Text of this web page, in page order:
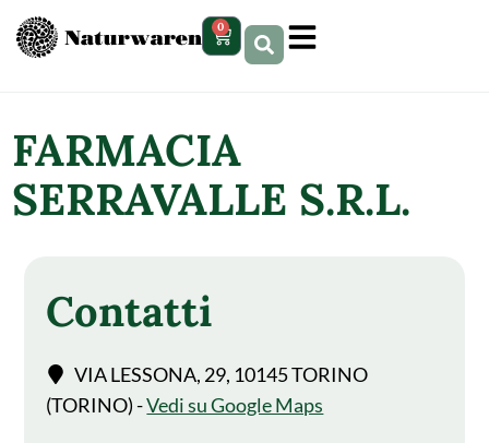
contenuto 0
FARMACIA
SERRAVALLE S.R.L.
Contatti
VIA LESSONA, 29, 10145 TORINO
(TORINO) -Vedi su Google Maps